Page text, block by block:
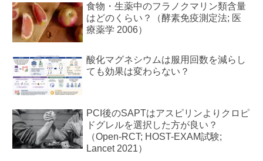
食物・生薬中のフラノクマリン類含量
はどのくらい？（酵素免疫測定法; 医
療薬学 2006）
酸化マグネシウムは服用回数を減らし
ても効果は変わらない？
PCI後のSAPTはアスピリンよりクロピ
ドグレルを選択した方が良い？
（Open-RCT; HOST-EXAM試験;
Lancet 2021）